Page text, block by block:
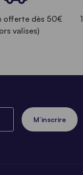
offerte dès 50€
valises)
1
M’inscrire